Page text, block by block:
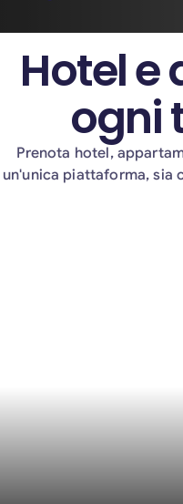
Hotel
ogni
Prenota hotel,
un'unica piattaforma, sia